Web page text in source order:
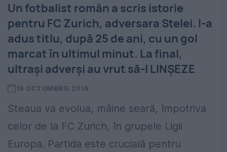
Un fotbalist român a scris istorie
pentru FC Zurich, adversara Stelei. I-a
adus titlu, după 25 de ani, cu un gol
marcat în ultimul minut. La final,
ultrași adverși au vrut să-l LINȘEZE
19 OCTOMBRIE 2016
Steaua va evolua, mâine seară, împotriva
celor de la FC Zurich, în grupele Ligii
Europa. Partida este crucială pentru